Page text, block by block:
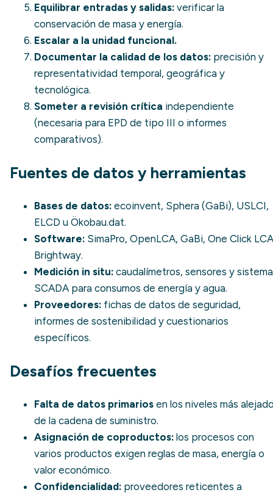
Equilibrar entradas y salidas: verificar la
conservación de masa y energía.
Escalar a la unidad funcional.
Documentar la calidad de los datos: precisión y
representatividad temporal, geográfica y
tecnológica.
Someter a revisión crítica independiente
(necesaria para EPD de tipo III o informes
comparativos).
Fuentes de datos y herramientas
Bases de datos: ecoinvent, Sphera (GaBi), USLCI,
ELCD u Ökobau.dat.
Software: SimaPro, OpenLCA, GaBi, One Click
Brightway.
Medición in situ: caudalímetros, sensores y
SCADA para consumos de energía y agua.
Proveedores: fichas de datos de seguridad,
informes de sostenibilidad y cuestionarios
específicos.
Desafíos frecuentes
Falta de datos primarios en los niveles más
de la cadena de suministro.
Asignación de coproductos: los procesos con
varios productos exigen reglas de masa, energía o
valor económico.
Confidencialidad: proveedores reticentes a